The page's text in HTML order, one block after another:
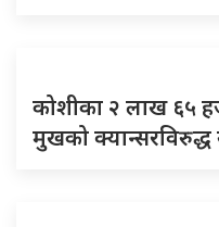
कोशीका २ लाख ६५
मुखको